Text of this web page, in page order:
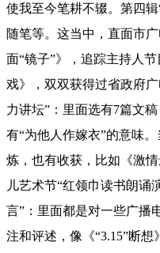
使我至今笔耕不辍。第四辑
随笔等。这当中，直面市
面“镜子”》，追踪主持人
戏》，双双获得过省政府
力讲坛”： 里面选有7篇文稿
有“为他人作嫁衣”的意味
炼，也有收获，比如《激
儿艺术节“红领巾读书朗诵
言”： 里面都是对一些广播
注和评述，像《“3.15”断想